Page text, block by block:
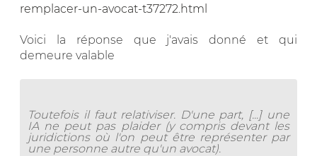
remplacer-un-avocat-t37272.html
Voici la réponse que j'avais donné et qui
demeure valable
Toutefois il faut relativiser. D'une part, [...] une
IA ne peut pas plaider (y compris devant les
juridictions où l'on peut être représenter par
une personne autre qu'un avocat).